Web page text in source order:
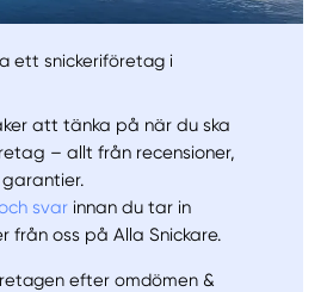
ett snickeriföretag i
att tänka på när du ska
– allt från recensioner,
svar innan du tar in
från oss på Alla Snickare.
efter omdömen &